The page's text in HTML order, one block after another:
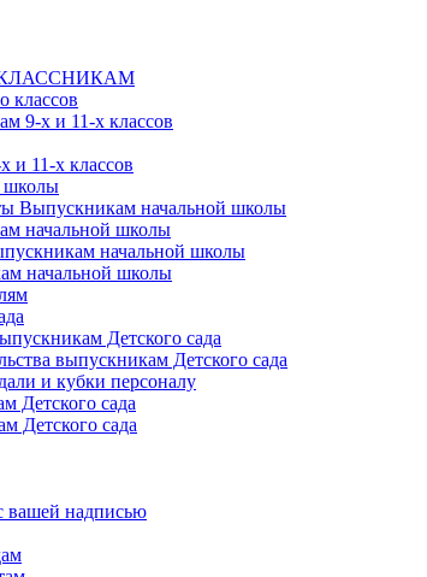
классов
9-х и 11-х классов
и 11-х классов
школы
Выпускникам начальной школы
начальной школы
начальной школы
начальной школы
Детского сада
выпускникам Детского сада
и кубки персоналу
Детского сада
Детского сада
вашей надписью